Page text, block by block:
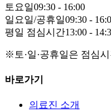
토요일09:30 - 16:00
일요일/공휴일09:30 -
평일 점심시간13:00 -
※토·일·공휴일은 점심
바로가기
의료진 소개